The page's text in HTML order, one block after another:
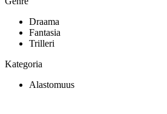
Draama
Fantasia
Trilleri
Kategoria
Alastomuus